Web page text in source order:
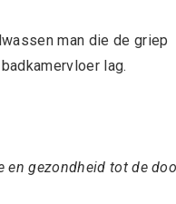
man die de griep
lag.
en gezondheid tot de